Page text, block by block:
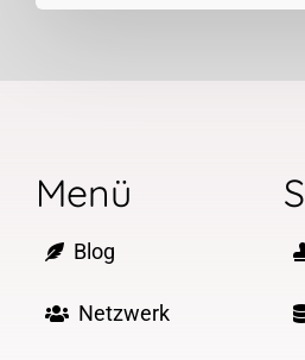
Menü
Blog
Netzwerk